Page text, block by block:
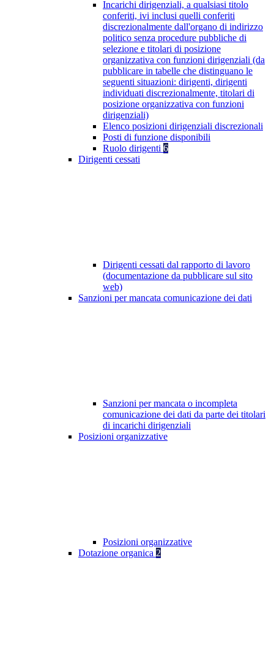
Incarichi dirigenziali, a qualsiasi titolo
conferiti, ivi inclusi quelli conferiti
discrezionalmente dall'organo di indirizzo
politico senza procedure pubbliche di
selezione e titolari di posizione
organizzativa con funzioni dirigenziali (da
pubblicare in tabelle che distinguano le
seguenti situazioni: dirigenti, dirigenti
individuati discrezionalmente, titolari di
posizione organizzativa con funzioni
dirigenziali)
Elenco posizioni dirigenziali discrezionali
Posti di funzione disponibili
Ruolo dirigenti 6
Dirigenti cessati
Dirigenti cessati dal rapporto di lavoro
(documentazione da pubblicare sul sito
web)
Sanzioni per mancata comunicazione dei dati
Sanzioni per mancata o incompleta
comunicazione dei dati da parte dei titolari
di incarichi dirigenziali
Posizioni organizzative
Posizioni organizzative
Dotazione organica 2